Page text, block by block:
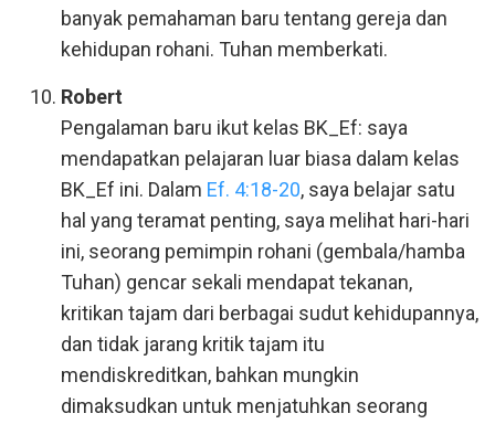
banyak pemahaman baru tentang gereja dan
kehidupan rohani. Tuhan memberkati.
Robert
Pengalaman baru ikut kelas BK_Ef: saya
mendapatkan pelajaran luar biasa dalam kelas
BK_Ef ini. Dalam Ef. 4:18-20, saya belajar satu
hal yang teramat penting, saya melihat hari-hari
ini, seorang pemimpin rohani (gembala/hamba
Tuhan) gencar sekali mendapat tekanan,
kritikan tajam dari berbagai sudut kehidupannya,
dan tidak jarang kritik tajam itu
mendiskreditkan, bahkan mungkin
dimaksudkan untuk menjatuhkan seorang